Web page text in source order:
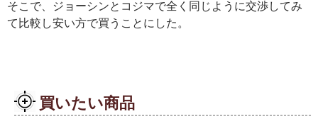
そこで、ジョーシンとコジマで全く同じように交渉してみ
て比較し安い方で買うことにした。
買いたい商品